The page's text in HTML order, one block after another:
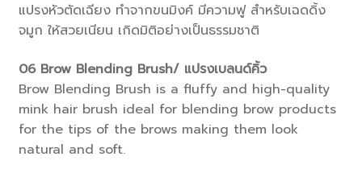
แปรงหัวตัดเฉียง ทำจากขนมิงค์ มีความฟู สำหรับเฉดดิ้ง
จมูก ให้สวยเนียน เกิดมิติอย่างเป็นธรรมชาติ
06Brow Blending Brush/ แปรงเบลนด์คิ้ว
Brow Blending Brush is a fluffy and high-quality
mink hair brush ideal for blending brow products
for the tips of the brows making them look
natural and soft.